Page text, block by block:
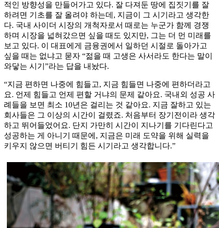
적인 방향성을 만들어가고 있다. 잘 다져둔 땅에 집짓기를 잘
하려면 기초를 잘 올려야 하는데, 지금이 그 시기라고 생각한
다. 국내 사이더 시장의 개척자로서 때로는 누군가 함께 경쟁
하며 시장을 넓혀갔으면 싶을 때도 있지만, 그는 더 먼 미래를
보고 있다. 이 대표에게 금융권에서 일하던 시절로 돌아가고
싶을 때는 없냐고 묻자 “젊을 때 고생은 사서라도 한다는 말이
와닿는 시기”라는 답을 내놨다.
“지금 편하면 나중에 힘들고, 지금 힘들면 나중에 편하더라고
요. 언제 힘들고 언제 편할 거냐의 문제 같아요. 국내외 성공 사
례들을 보면 최소 10년은 걸리는 것 같아요. 지금 잘하고 있는
회사들은 그 이상의 시간이 걸렸죠. 처음부터 장기전이라 생각
하고 뛰어들었어요. 단지 가만히 시간이 지나기를 기다린다고
성공하는 게 아니기 때문에, 지금은 미래 도약을 위해 실력을
키우지 않으면 버티기 힘든 시기라고 생각합니다.”